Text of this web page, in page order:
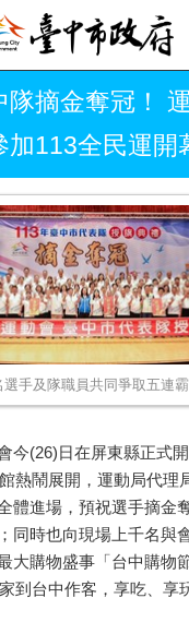
隊摘金奪冠！
加113全民運開
手及隊職員共同爭取五連
今(26)日在屏東縣正式
熱鬧展開，運動局代理
體進場，預祝選手摘金
同時也向現場上千名與
大購物盛事「台中購物
到台中作客，享吃、享